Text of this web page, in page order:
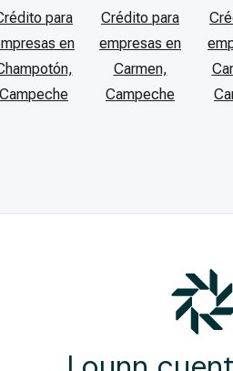
para
en
Campeche
Crédito para
empresas en
Carmen,
Campeche